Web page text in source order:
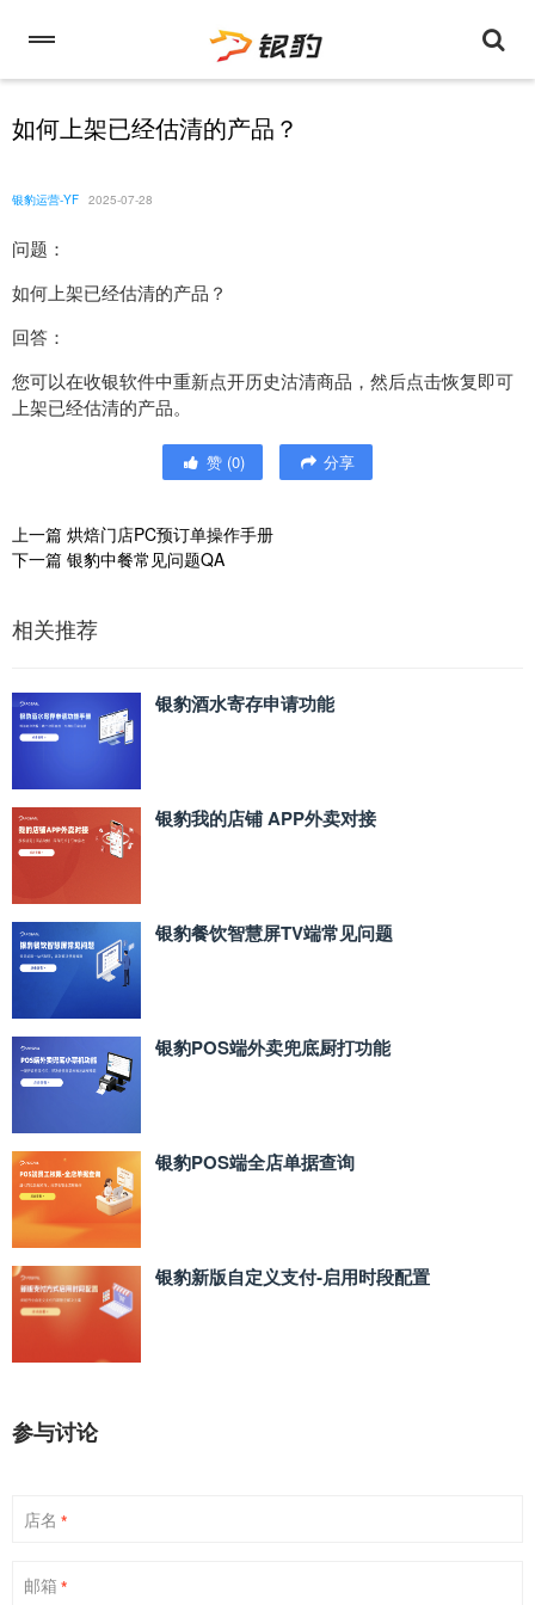
如何上架已经估清的产品？
银豹运营-YF 2025-07-28
问题：
如何上架已经估清的产品？
回答：
您可以在收银软件中重新点开历史沽清商品，然后点击恢复即可
上架已经估清的产品。
赞 (0) 分享
上一篇 烘焙门店PC预订单操作手册
下一篇 银豹中餐常见问题QA
相关推荐
银豹酒水寄存申请功能
银豹我的店铺 APP外卖对接
银豹餐饮智慧屏TV端常见问题
银豹POS端外卖兜底厨打功能
银豹POS端全店单据查询
银豹新版自定义支付‑启用时段配置
参与讨论
店名 *
邮箱 *